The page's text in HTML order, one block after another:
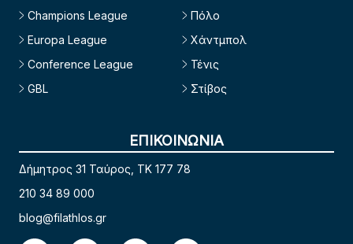
Champions League
Europa League
Conference League
GBL
Πόλο
Χάντμπολ
Τένις
Στίβος
ΕΠΙΚΟΙΝΩΝΙΑ
Δήμητρος 31 Ταύρος, TK 177 78
210 34 89 000
blog@filathlos.gr